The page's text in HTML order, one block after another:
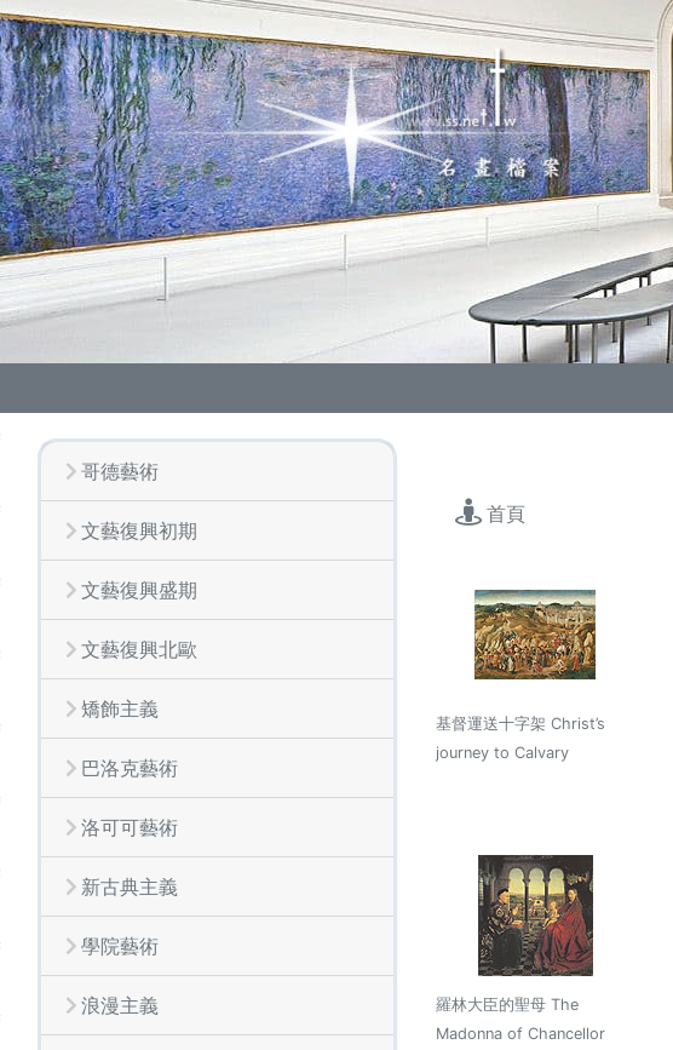
哥德藝術
文藝復興初期
文藝復興盛期
文藝復興北歐
矯飾主義
巴洛克藝術
洛可可藝術
新古典主義
學院藝術
浪漫主義
首頁
基督運送十字架 Christ’s
journey to Calvary
羅林大臣的聖母 The
Madonna of Chancellor